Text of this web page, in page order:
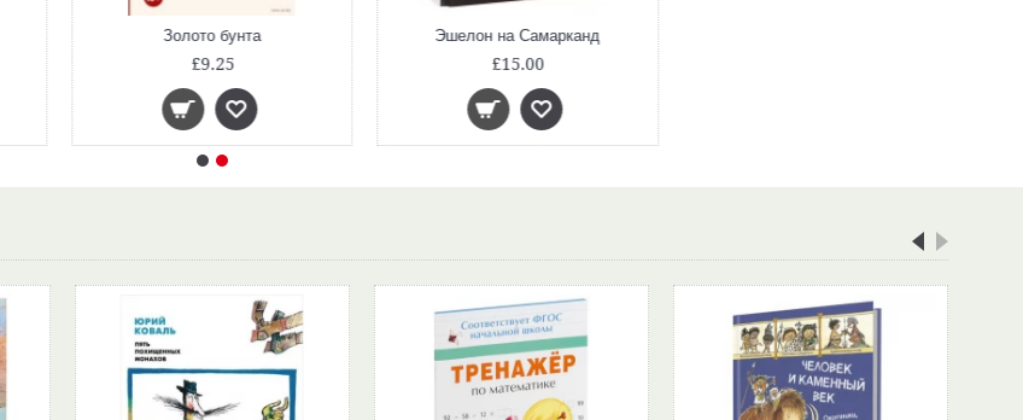
Золото бунта
£9.25
Эшелон на Самарканд
£15.00